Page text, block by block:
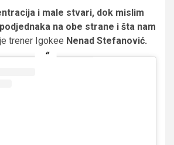
i male stvari, dok mislim
na obe strane i šta nam
trener Igokee Nenad Stefanović.